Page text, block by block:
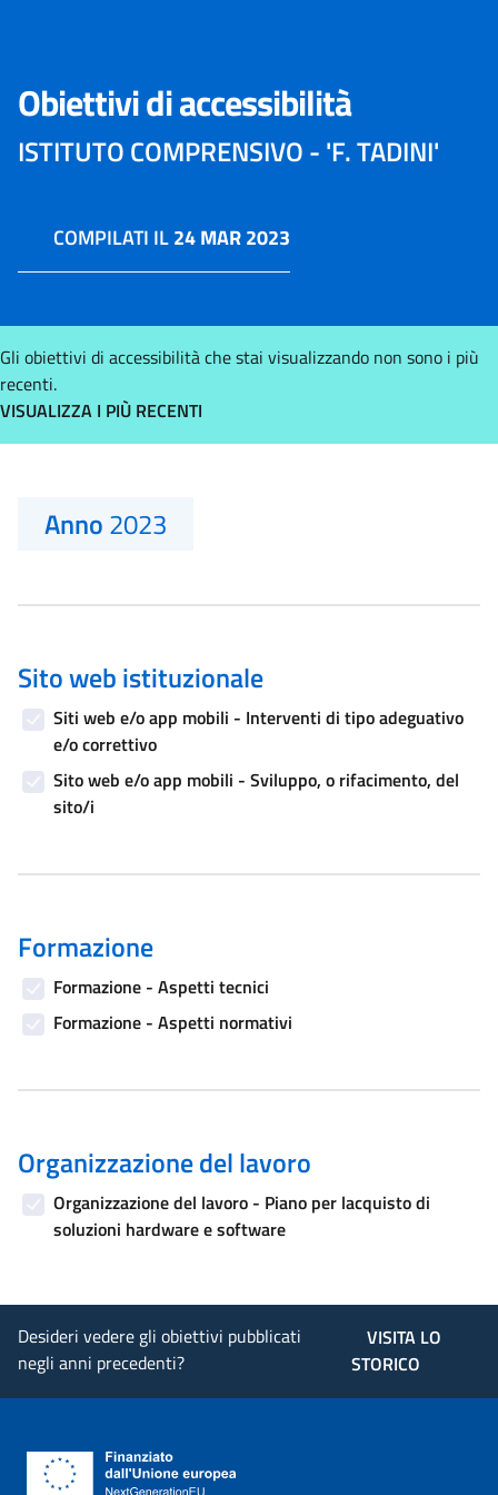
Obiettivi di accessibilità
ISTITUTO COMPRENSIVO - 'F. TADINI'
COMPILATI IL24 MAR 2023
Gli obiettivi di accessibilità che stai visualizzando non sono i più
recenti.
VISUALIZZA I PIÙ RECENTI
Anno2023
Sito web istituzionale
Siti web e/o app mobili - Interventi di tipo adeguativo
e/o correttivo
Sito web e/o app mobili - Sviluppo, o rifacimento, del
sito/i
Formazione
Formazione - Aspetti tecnici
Formazione - Aspetti normativi
Organizzazione del lavoro
Organizzazione del lavoro - Piano per lacquisto di
soluzioni hardware e software
Desideri vedere gli obiettivi pubblicati
negli anni precedenti?
VISITA LO
STORICO